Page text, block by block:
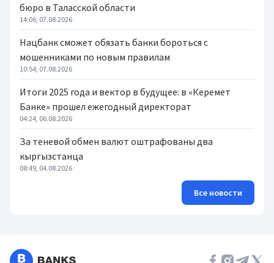
бюро в Таласской области
14:06, 07.08.2026
Нацбанк сможет обязать банки бороться с
мошенниками по новым правилам
10:54, 07.08.2026
Итоги 2025 года и вектор в будущее: в «Керемет
Банке» прошел ежегодный директорат
04:24, 06.08.2026
За теневой обмен валют оштрафованы два
кыргызстанца
08:49, 04.08.2026
Все новости